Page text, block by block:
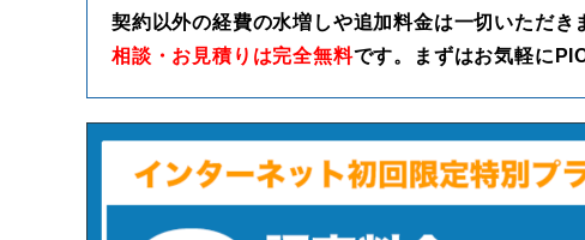
契約以外の経費の水増しや追加料金は一切いただき
相談・お見積りは完全無料です。まずはお気軽に